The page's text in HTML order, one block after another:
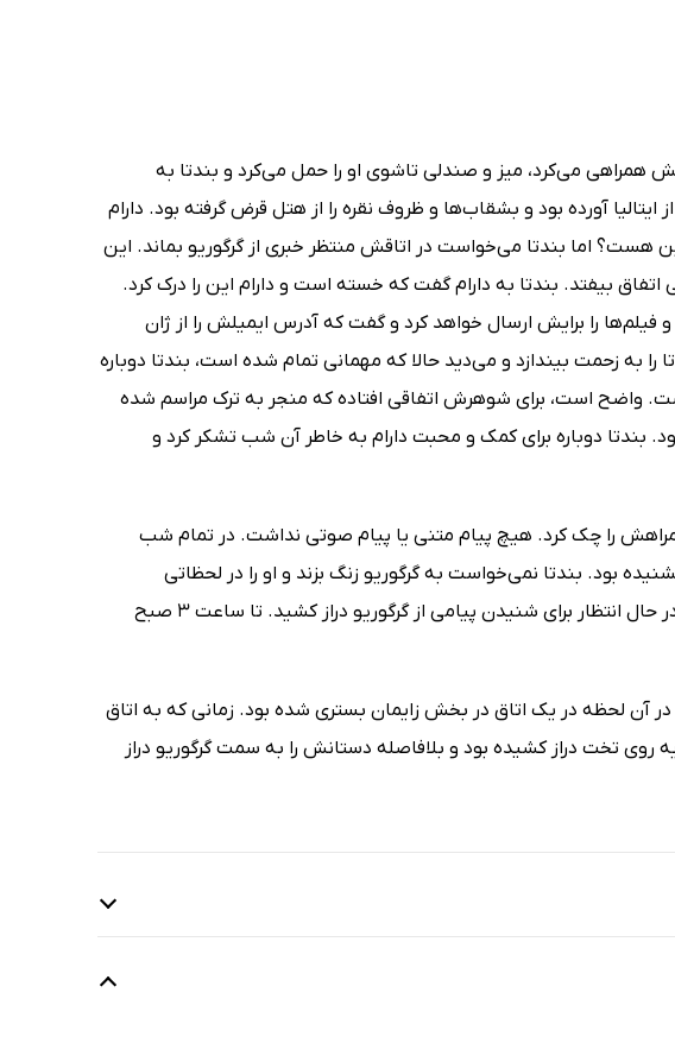
همراهی می‌کرد، میز و صندلی تاشوی او را حمل می‌کرد و بندتا به
آورده بود و بشقاب‌ها و ظروف نقره را از هتل قرض گرفته بود. دارام
اما بندتا می‌خواست در اتاقش منتظر خبری از گرگوریو بماند. این
بیفتد. بندتا به دارام گفت که خسته است و دارام این را درک کرد.
را برایش ارسال خواهد کرد و گفت که آدرس ایمیلش را از ژان
به زحمت بیندازد و می‌دید حالا که مهمانی تمام شده است، بندتا دوباره
واضح است، برای شوهرش اتفاقی افتاده که منجر به ترک مراسم شده
بندتا دوباره برای کمک و محبت دارام به خاطر آن شب تشکر کرد و
را چک کرد. هیچ پیام متنی یا پیام صوتی نداشت. در تمام شب
بود. بندتا نمی‌خواست به گرگوریو زنگ بزند و او را در لحظاتی
ناخوشایند بیابد که امکان صحبت با بندتا را نداشته باشد. او در حال انتظار برای شنیدن پیامی از گرگوریو دراز کشید. تا ساعت 3 صبح
رسید و آنیا در آن لحظه در یک اتاق در بخش زایمان بستری شده بود. زمانی که به اتاق
روی تخت دراز کشیده بود و بلافاصله دستانش را به سمت گرگوریو دراز